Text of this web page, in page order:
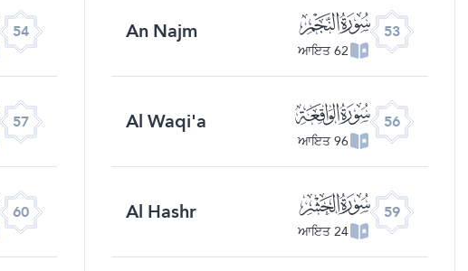
53 ﯢ
62 ਆਇਤ
An Najm
54
56 ﯥ
96 ਆਇਤ
Al Waqi'a
57
59 ﯨ
24 ਆਇਤ
Al Hashr
60